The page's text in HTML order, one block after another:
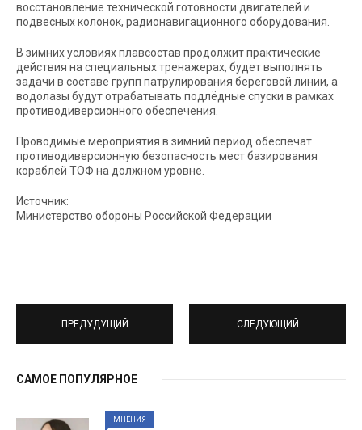
восстановление технической готовности двигателей и
подвесных колонок, радионавигационного оборудования.
В зимних условиях плавсостав продолжит практические
действия на специальных тренажерах, будет выполнять
задачи в составе групп патрулирования береговой линии, а
водолазы будут отрабатывать подлёдные спуски в рамках
противодиверсионного обеспечения.
Проводимые мероприятия в зимний период обеспечат
противодиверсионную безопасность мест базирования
кораблей ТОФ на должном уровне.
Источник:
Министерство обороны Российской Федерации
ПРЕДУДУЩИЙ СЛЕДУЮЩИЙ
САМОЕ ПОПУЛЯРНОЕ
МНЕНИЯ